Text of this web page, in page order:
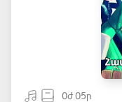
0ժ 05ր